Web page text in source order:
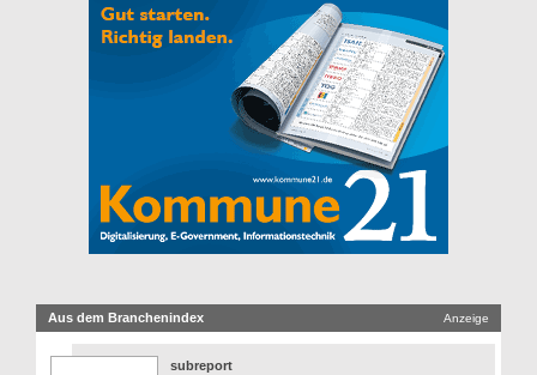
Aus dem Branchenindex Anzeige
subreport